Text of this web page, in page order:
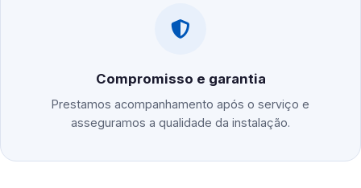
Compromisso e garantia
Prestamos acompanhamento após o serviço e
asseguramos a qualidade da instalação.